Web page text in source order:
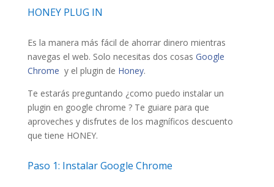
HONEY PLUG IN
Es la manera más fácil de ahorrar dinero mientras
navegas el web. Solo necesitas dos cosas Google
Chrome y el plugin de Honey.
Te estarás preguntando ¿como puedo instalar un
plugin en google chrome ? Te guiare para que
aproveches y disfrutes de los magníficos descuento
que tiene HONEY.
Paso 1: InstalarGoogle Chrome